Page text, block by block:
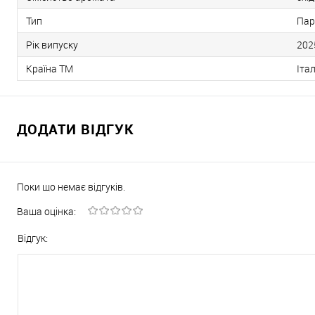
Тип
Рік випуску
Країна ТМ
ДОДАТИ ВІДГУК
Поки що немає відгуків.
Ваша оцінка:
Відгук: